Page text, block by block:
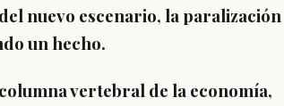
nuevo escenario, la paralización
un hecho.
vertebral de la economía,